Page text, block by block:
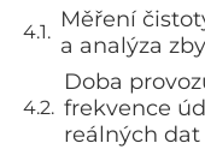
Měření
a analýza
Doba
frekvence
reálných dat